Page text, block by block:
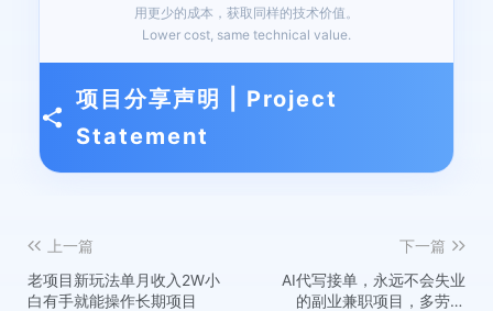
用更少的成本，获取同样的技术价值。
Lower cost, same technical value.
项目分享声明 | Project
Statement
上一篇
老项目新玩法单月收入2W小
白有手就能操作长期项目
下一篇
AI代写接单，永远不会失业
的副业兼职项目，多劳多